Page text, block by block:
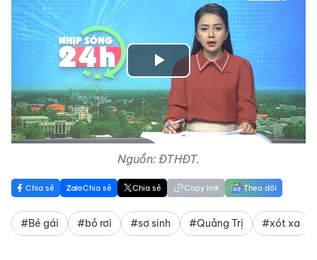
Play
Video
Nguồn: ĐTHĐT.
Chia sẻ Chia sẻ Chia sẻ Copy link Theo dõi
#Bé gái #bỏ rơi #sơ sinh #Quảng Trị #xót xa